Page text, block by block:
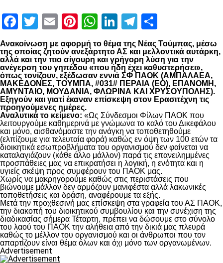
Facebook
Twitter
EmailPinterest
WhatsApp
LinkedIn
Telegram
Ανακοίνωση με αφορμή το θέμα της Νέας Τούμπας, μέσω
της οποίας ζητούν ανεξάρτητο ΑΣ και μελλοντικά αυτάρκη,
αλλά και την πιο σίγουρη και γρήγορη λύση για την
ανέγερση του γηπέδου «που ήδη έχει καθυστερήσει»,
όπως τονίζουν, εξέδωσαν εννιά ΣΦ ΠΑΟΚ (ΑΜΠΑΛΑΕΑ,
ΜΑΚΕΔΟΝΕΣ, ΤΟΥΜΠΑ, #031# ΠΕΡΑΙΑ (ΕΟ), ΕΠΑΝΟΜΗ,
ΑΜΥΝΤΑΙΟ, ΜΟΥΔΑΝΙΑ, ΦΛΩΡΙΝΑ ΚΑΙ ΧΡΥΣΟΥΠΟΛΗΣ).
Εξηγούν και γιατί έκαναν επίσκεψη στον Ερασιτέχνη τις
προηγούμενες ημέρες.
Αναλυτικά το κείμενο: «Ως Σύνδεσμοι Φίλων ΠΑΟΚ που
λειτουργούμε καθημερινά με γνώμωνα το καλό του Δικεφάλου
και μόνο, αισθανόμαστε την ανάγκη να τοποθετηθούμε
(ελπίζουμε για τελευταία φορά) καθώς εν όψη των 100 ετών τα
διοικητικά εσωπροβλήματα του οργανισμού δεν φαίνεται να
καταλαγιάζουν (κάθε άλλο μάλλον) παρά τις επανειλημμένες
προσπάθειες μας να επικρατήσει η λογική, η ενότητα και η
υγιείς σκέψη προς συμφέρουν του ΠΑΟΚ μας.
Χωρίς να μακρηγορούμε καθώς στις περιστάσεις που
βιώνουμε μάλλον δεν αρμόζουν μανιφέστα αλλά λακωνικές
τοποθετήσεις και δράση, αναφέρουμε τα εξής.
Μετά την προχθεσινή μας επίσκεψη στα γραφεία του ΑΣ ΠΑΟΚ,
την διακοπή του διοικητικού συμβουλίου και την συνέχιση της
διαδικασίας σήμερα Τέταρτη, πρέπει να δώσουμε στο σύνολο
του λαού του ΠΑΟΚ την αλήθεια από την δικιά μας πλευρά
καθώς το μέλλον του οργανισμού και οι άνθρωποι που τον
απαρτίζουν είναι θέμα όλων και όχι μόνο των οργανωμένων.
Advertisement